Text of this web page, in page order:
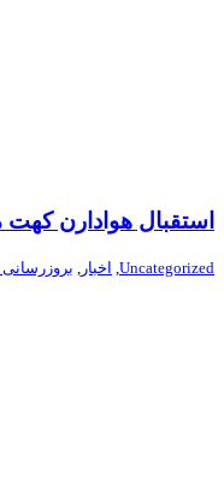
استقبال هوادارن
Uncategorized
, اخبار , بروزرسانی